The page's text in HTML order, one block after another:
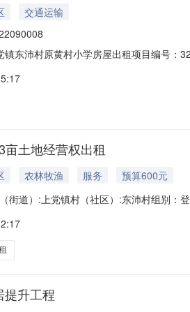
交通运输
镇东沛村原黄村小学房屋出租项目编号：
转包后用于存放货物使用。交易面积：
亩土地经营权出租
农林牧渔 服务
预算600元
街道）:上党镇村（社区）:东沛村组别：
类型：个人农村土地承包经营权证名称
目
提升工程